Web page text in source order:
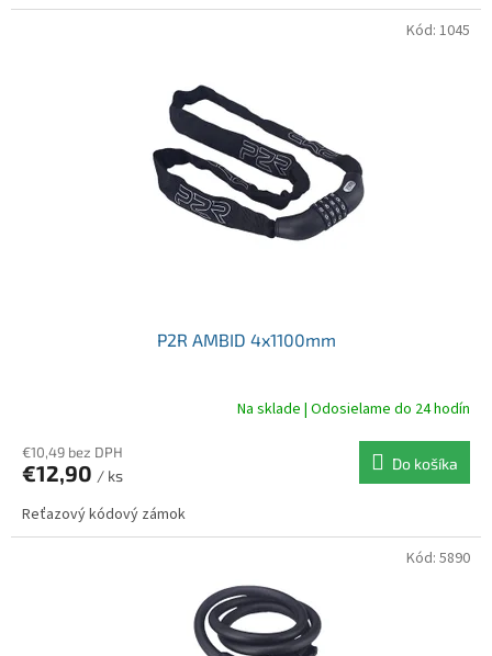
P2R AMBID 4x1100mm
Na sklade | Odosielame do 24 hodín
€10,49 bez DPH
€12,90 / ks
Do košíka
Reťazový kódový zámok
Kód: 1045
Kód: 5890